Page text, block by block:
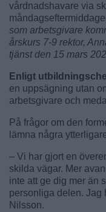
vårdnadshavare via
som arbetsgivare
årskurs 7-9 rektor,
tjänst den 15 mars
Enligt
en uppsägning utan
arbetsgivare och
På frågor om den
lämna några
– Vi har gjort en
skilda vägar. Mer
inte att ge dig mer än
personliga delen. Jag
Nilsson.